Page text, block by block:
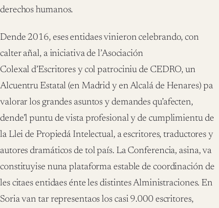
derechos humanos.
Dende 2016, eses entidaes vinieron celebrando, con
calter añal, a iniciativa de l’Asociación
Colexal d’Escritores y col patrociniu de CEDRO, un
Alcuentru Estatal (en Madrid y en Alcalá de Henares) pa
valorar los grandes asuntos y demandes qu’afecten,
dende’l puntu de vista profesional y de cumplimientu de
la Llei de Propiedá Intelectual, a escritores, traductores y
autores dramáticos de tol país. La Conferencia, asina, va
constituyise nuna plataforma estable de coordinación de
les citaes entidaes énte les distintes Alministraciones. En
Soria van tar representaos los casi 9.000 escritores,